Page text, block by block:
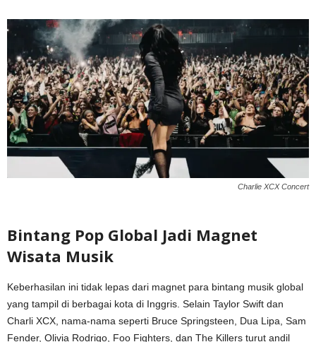
Charlie XCX Concert
Bintang Pop Global Jadi Magnet
Wisata Musik
Keberhasilan ini tidak lepas dari magnet para bintang musik global
yang tampil di berbagai kota di Inggris. Selain Taylor Swift dan
Charli XCX, nama-nama seperti Bruce Springsteen, Dua Lipa, Sam
Fender, Olivia Rodrigo, Foo Fighters, dan The Killers turut andil